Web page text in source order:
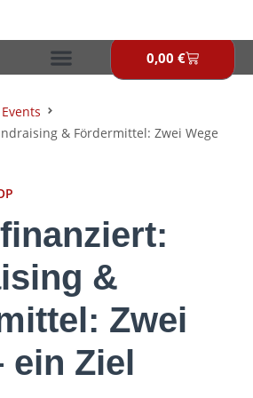
0,00 €
Events
& Fördermittel: Zwei Wege
&
Zwei
ein Ziel